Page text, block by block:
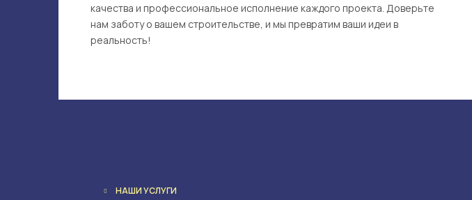
качества и профессиональное исполнение каждого проекта. Доверьте
нам заботу о вашем строительстве, и мы превратим ваши идеи в
реальность!
НАШИ УСЛУГИ